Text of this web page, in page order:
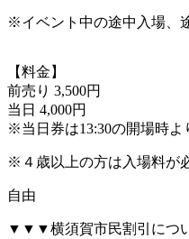
※イベント中の途中入場、
【料金】
前売り 3,500円
当日 4,000円
※当日券は13:30の開場時よ
※４歳以上の方は入場料が
自由
▼▼▼横須賀市民割引に